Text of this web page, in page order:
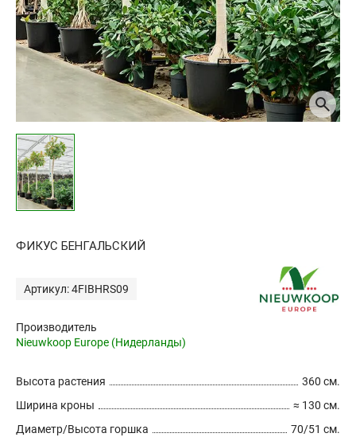
ФИКУС БЕНГАЛЬСКИЙ
Артикул: 4FIBHRS09
Производитель
Nieuwkoop Europe (Нидерланды)
360 см.
Высота растения
≈ 130 см.
Ширина кроны
70/51 см.
Диаметр/Высота горшка